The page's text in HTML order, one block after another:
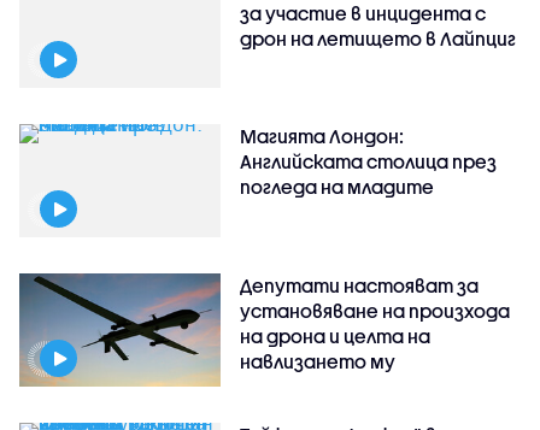
за участие в инцидента с
дрон на летището в Лайпциг
Магията Лондон:
Английската столица през
погледа на младите
Депутати настояват за
установяване на произхода
на дрона и целта на
навлизането му